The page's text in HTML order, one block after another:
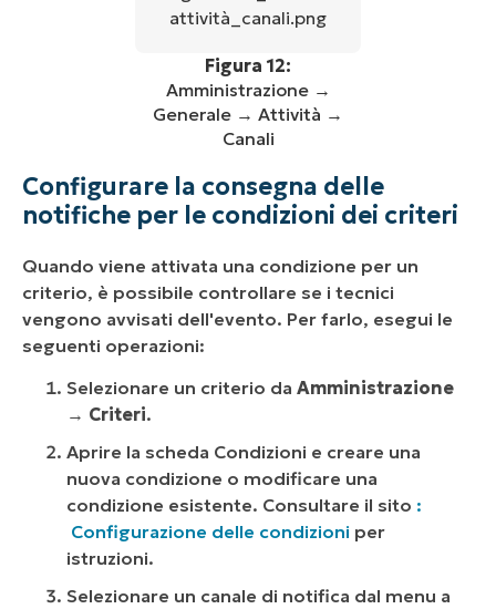
Figura 12:
Amministrazione →
Generale → Attività →
Canali
Configurare la consegna delle
notifiche per le condizioni dei criteri
Quando viene attivata una condizione per un
criterio, è possibile controllare se i tecnici
vengono avvisati dell'evento. Per farlo, esegui le
seguenti operazioni:
Selezionare un criterio da Amministrazione
→ Criteri.
Aprire la scheda Condizioni e creare una
nuova condizione o modificare una
condizione esistente. Consultare il sito :
Configurazione delle condizioni per
istruzioni.
Selezionare un canale di notifica dal menu a